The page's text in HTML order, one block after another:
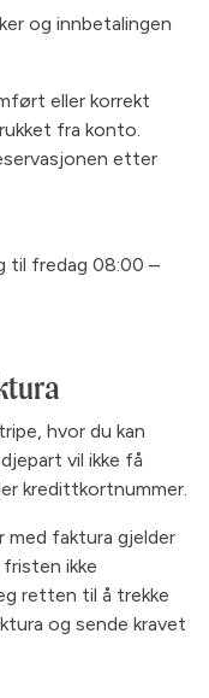
og innbetalingen
eller korrekt
fra konto.
etter
til fredag 08:00 –
hvor du kan
vil ikke få
kredittkortnummer.
med faktura gjelder
ikke
retten til å trekke
og sende kravet